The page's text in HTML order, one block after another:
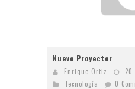
Nuevo Proyector
Enrique Ortiz
20
Tecnologí­a
0